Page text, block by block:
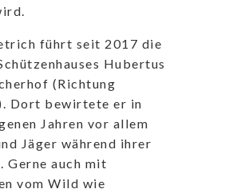
führt seit 2017 die
Hubertus
(Richtung
Dort bewirtete er in
Jahren vor allem
Jäger während ihrer
Gerne auch mit
vom Wild wie